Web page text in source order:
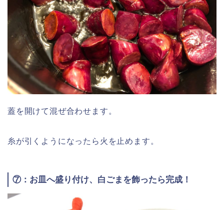
蓋を開けて混ぜ合わせます。
糸が引くようになったら火を止めます。
⑦：お皿へ盛り付け、白ごまを飾ったら完成！